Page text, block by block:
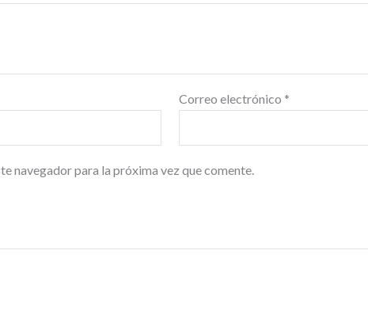
Correo electrónico *
navegador para la próxima vez que comente.